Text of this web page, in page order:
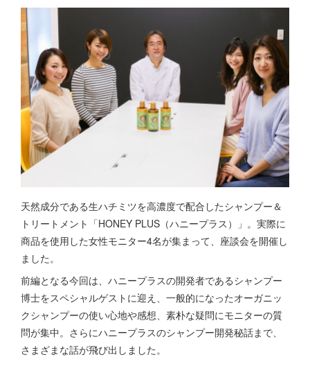
天然成分である生ハチミツを高濃度で配合したシャンプー＆
トリートメント「HONEY PLUS（ハニープラス）」。実際に
商品を使用した女性モニター4名が集まって、座談会を開催し
ました。
前編となる今回は、ハニープラスの開発者であるシャンプー
博士をスペシャルゲストに迎え、一般的になったオーガニッ
クシャンプーの使い心地や感想、素朴な疑問にモニターの質
問が集中。さらにハニープラスのシャンプー開発秘話まで、
さまざまな話が飛び出しました。